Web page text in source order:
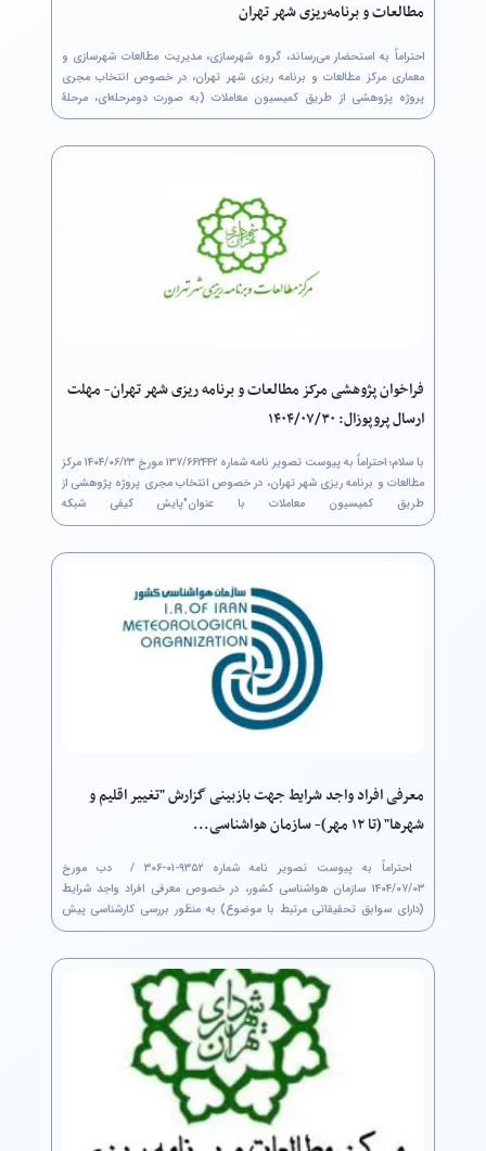
مطالعات و برنامه‌ریزی شهر تهران
احتراماً به استحضار می‌رساند، گروه شهرسازی، مدیریت مطالعات شهرسازی و
معماری مرکز مطالعات و برنامه ریزی شهر تهران، در خصوص انتخاب مجری
پروژه پژوهشی از طریق کمیسیون معاملات (به صورت دومرحله‌ای، مرحلۀ
نخست: ارسال بخش فنی پیشنهاد پژوهشی توسط مجریان متقاضی و مرحلۀ
فراخوان پژوهشی مرکز مطالعات و برنامه ریزی شهر تهران- مهلت
ارسال پروپوزال: ۱۴۰۴/۰۷/۳۰
با سلام؛ احتراماً به پیوست تصویر نامه شماره ۶۶۲۴۴۲/‏۱۳۷ مورخ ۲۳/‏۰۶/‏۱۴۰۴‬ مرکز
مطالعات و برنامه ریزی شهر تهران، در خصوص انتخاب مجری پروژه پژوهشی از
طریق کمیسیون معاملات با عنوان"پایش کیفی شبکه
جمع آوری آب های سطحی شهر تهران برای مصارف حوزه عملکردی...
معرفی افراد واجد شرایط جهت بازبینی گزارش "تغییر اقلیم و
شهرها" (تا ۱۲ مهر)- سازمان هواشناسی...
احتراماً به پیوست تصویر نامه شماره ۹۳۵۲-۰۱-۳۰۶ / ‏ دب مورخ
۰۳/‏۰۷/‏۱۴۰۴‬ سازمان هواشناسی کشور، در خصوص معرفی افراد واجد شرایط
(دارای سوابق تحقیقاتی مرتبط با موضوع) به منظور بررسی کارشناسی پیش
نویس گزارش " تغییر اقلیم و شهرها" حداکثر تا تاریخ ۱۲/‏۰۷/‏۱۴۰۴‬ مطابق با...